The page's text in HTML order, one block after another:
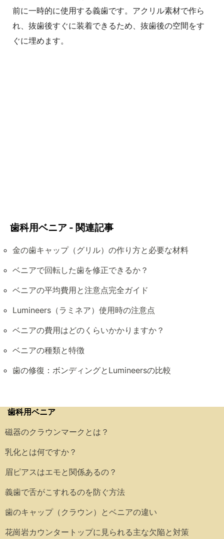
前に一時的に使用する義歯です。アクリル素材で作ら
れ、抜歯後すぐに装着できるため、抜歯後の空間をす
ぐに埋めます。
歯科用ベニア - 関連記事
金の歯キャップ（グリル）の作り方と必要な材料
ベニアで回転した歯を修正できるか？
ベニアの平均費用と注意点完全ガイド
Lumineers（ラミネア）使用時の注意点
ベニアの費用はどのくらいかかりますか？
ベニアの種類と特徴
歯の修復：ボンディングとLumineersの比較
歯科用ベニア
磁器のクラウンマークとは？
乳化とは何ですか？
眉ピアスはエモと関係あるの？
義歯で舌がこすれるのを防ぐ方法
歯のキャップ（クラウン）とベニアの違い
花崗岩カウンタートップに見られる主な欠陥と対策